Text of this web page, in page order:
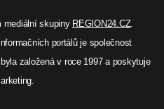
mediální skupiny REGION24.CZ.
portálů je společnost
založená v roce 1997 a poskytuje